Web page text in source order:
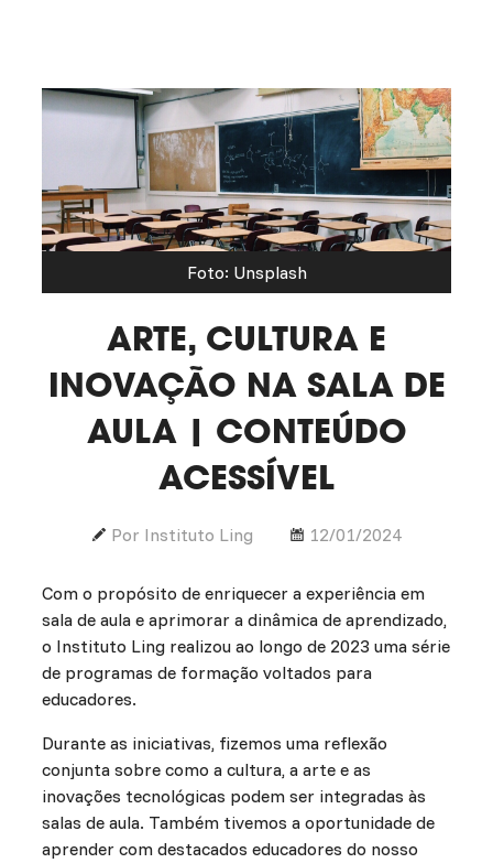
Foto: Unsplash
ARTE, CULTURA E
INOVAÇÃO NA SALA DE
AULA | CONTEÚDO
ACESSÍVEL
Por Instituto Ling 12/01/2024
Com o propósito de enriquecer a experiência em
sala de aula e aprimorar a dinâmica de aprendizado,
o Instituto Ling realizou ao longo de 2023 uma série
de programas de formação voltados para
educadores.
Durante as iniciativas, fizemos uma reflexão
conjunta sobre como a cultura, a arte e as
inovações tecnológicas podem ser integradas às
salas de aula. Também tivemos a oportunidade de
aprender com destacados educadores do nosso